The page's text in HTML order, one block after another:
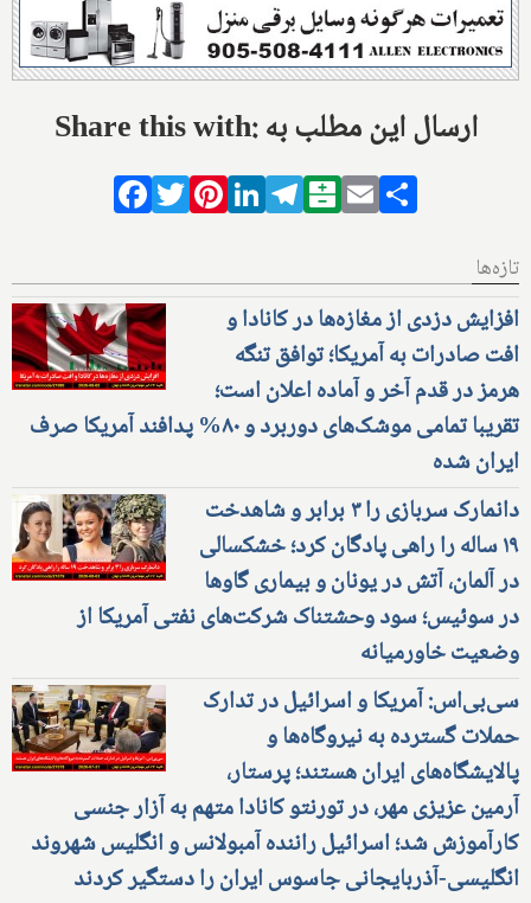
Share this with: ارسال این مطلب به
Facebook
TwitterPinterestLinkedIn
Telegram
Balatarin
Email
تازه‌ها
افزایش دزدی از مغازه‌ها در کانادا و
افت صادرات به آمریکا؛ توافق تنگه
هرمز در قدم آخر و آماده اعلان است؛
تقریبا تمامی موشک‌های دوربرد و ۸۰% پدافند آمریکا صرف
ایران شده
دانمارک سربازی را ۳ برابر و شاهدخت
۱۹ ساله را راهی پادگان کرد؛ خشکسالی
در آلمان، آتش در یونان و بیماری گاوها
در سوئیس؛ سود وحشتناک شرکت‌های نفتی آمریکا از
وضعیت خاورمیانه
سی‌بی‌اس: آمریکا و اسرائیل در تدارک
حملات گسترده به نیروگاه‌ها و
پالایشگاه‌های ایران هستند؛ پرستار،
آرمین عزیزی مهر، در تورنتو کانادا متهم به آزار جنسی
کارآموزش شد؛ اسرائیل راننده آمبولانس و انگلیس شهروند
انگلیسی-آذربایجانی جاسوس ایران را دستگیر کردند